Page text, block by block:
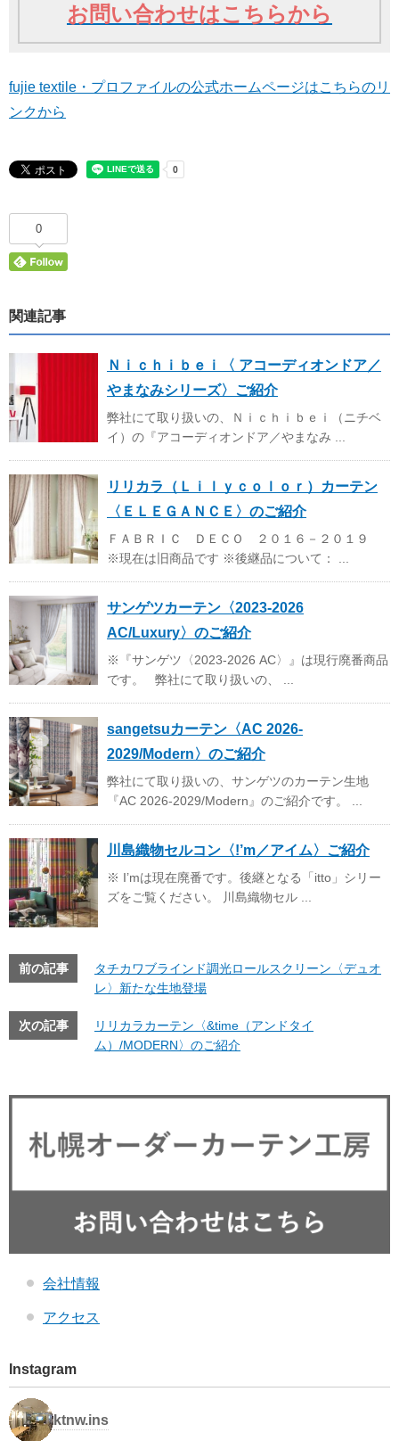
お問い合わせはこちらから
fujie textile・プロファイルの公式ホームページはこちらのリ
ンクから
0
関連記事
Ｎｉｃｈｉｂｅｉ〈 アコーディオンドア／
やまなみシリーズ〉ご紹介
弊社にて取り扱いの、Ｎｉｃｈｉｂｅｉ（ニチベ
イ）の『アコーディオンドア／やまなみ ...
リリカラ（Ｌｉｌｙｃｏｌｏｒ）カーテン
〈ＥＬＥＧＡＮＣＥ〉のご紹介
ＦＡＢＲＩＣ ＤＥＣＯ ２０１６－２０１９
※現在は旧商品です ※後継品について： ...
サンゲツカーテン〈2023-2026
AC/Luxury〉のご紹介
※『サンゲツ〈2023-2026 AC〉』は現行廃番商品
です。 弊社にて取り扱いの、 ...
sangetsuカーテン〈AC 2026-
2029/Modern〉のご紹介
弊社にて取り扱いの、サンゲツのカーテン生地
『AC 2026-2029/Modern』のご紹介です。 ...
川島織物セルコン〈!’m／アイム〉ご紹介
※ I’mは現在廃番です。後継となる「itto」シリー
ズをご覧ください。 川島織物セル ...
前の記事
タチカワブラインド調光ロールスクリーン〈デュオ
レ〉新たな生地登場
次の記事
リリカラカーテン〈&time（アンドタイ
ム）/MODERN〉のご紹介
会社情報
アクセス
Instagram
ktnw.ins